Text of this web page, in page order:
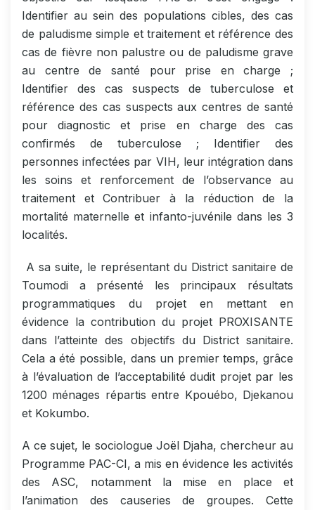
Identifier au sein des populations cibles, des cas
de paludisme simple et traitement et référence des
cas de fièvre non palustre ou de paludisme grave
au centre de santé pour prise en charge ;
Identifier des cas suspects de tuberculose et
référence des cas suspects aux centres de santé
pour diagnostic et prise en charge des cas
confirmés de tuberculose ; Identifier des
personnes infectées par VIH, leur intégration dans
les soins et renforcement de l’observance au
traitement et Contribuer à la réduction de la
mortalité maternelle et infanto-juvénile dans les 3
localités.
A sa suite, le représentant du District sanitaire de
Toumodi a présenté les principaux résultats
programmatiques du projet en mettant en
évidence la contribution du projet PROXISANTE
dans l’atteinte des objectifs du District sanitaire.
Cela a été possible, dans un premier temps, grâce
à l’évaluation de l’acceptabilité dudit projet par les
1200 ménages répartis entre Kpouébo, Djekanou
et Kokumbo.
A ce sujet, le sociologue Joël Djaha, chercheur au
Programme PAC-CI, a mis en évidence les activités
des ASC, notamment la mise en place et
l’animation des causeries de groupes. Cette